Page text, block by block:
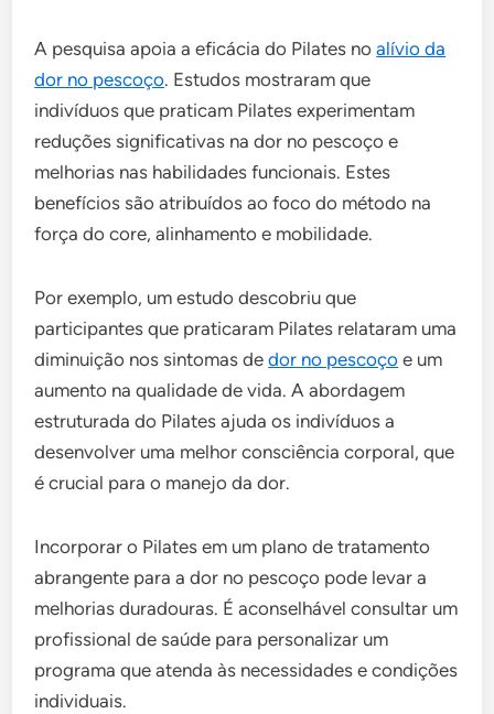
A pesquisa apoia a eficácia do Pilates noalívio da
dor no pescoço. Estudos mostraram que
indivíduos que praticam Pilates experimentam
reduções significativas na dor no pescoço e
melhorias nas habilidades funcionais. Estes
benefícios são atribuídos ao foco do método na
força do core, alinhamento e mobilidade.
Por exemplo, um estudo descobriu que
participantes que praticaram Pilates relataram uma
diminuição nos sintomas dedor no pescoço e um
aumento na qualidade de vida. A abordagem
estruturada do Pilates ajuda os indivíduos a
desenvolver uma melhor consciência corporal, que
é crucial para o manejo da dor.
Incorporar o Pilates em um plano de tratamento
abrangente para a dor no pescoço pode levar a
melhorias duradouras. É aconselhável consultar um
profissional de saúde para personalizar um
programa que atenda às necessidades e condições
individuais.